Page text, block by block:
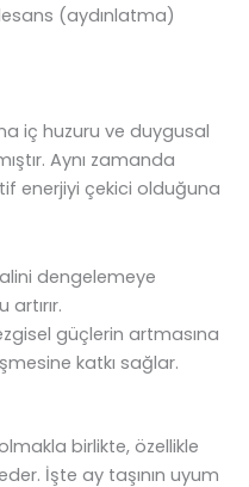
(aydınlatma)
iç huzuru ve duygusal
Aynı zamanda
enerjiyi çekici olduğuna
dengelemeye
güçlerin artmasına
katkı sağlar.
birlikte, özellikle
İşte ay taşının uyum